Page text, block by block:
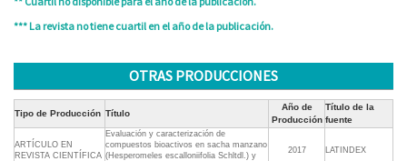
*** La revista no tiene cuartil en el año de la publicación.
OTRAS PRODUCCIONES
Tipo de Producción Título
Año de
Producción
Título de la
fuente
ARTÍCULO EN
REVISTA CIENTÍFICA
Evaluación y caracterización de
compuestos bioactivos en sacha manzano
(Hesperomeles escalloniifolia Schltdl.) y
2017 LATINDEX